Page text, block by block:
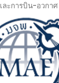
ละการบิน-อวกาศ